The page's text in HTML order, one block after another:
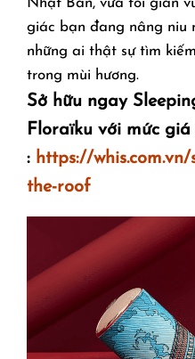
Nhật Bản, vừa tối giản
giác bạn đang nâng niu
những ai thật sự tìm
trong mùi hương.
Sở hữu ngay
Floraïku với mức
: https://
the-roof